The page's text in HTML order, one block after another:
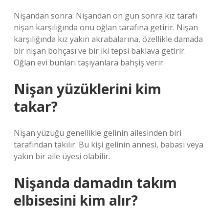
Nişandan sonra: Nişandan on gün sonra kız tarafı
nişan karşılığında onu oğlan tarafına getirir. Nişan
karşılığında kız yakın akrabalarına, özellikle damada
bir nişan bohçası ve bir iki tepsi baklava getirir.
Oğlan evi bunları taşıyanlara bahşiş verir.
Nişan yüzüklerini kim
takar?
Nişan yüzüğü genellikle gelinin ailesinden biri
tarafından takılır. Bu kişi gelinin annesi, babası veya
yakın bir aile üyesi olabilir.
Nişanda damadın takım
elbisesini kim alır?